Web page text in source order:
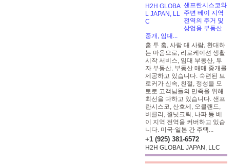
샌프란시스코와
주변 베이 지역
전역의 주거 및
상업용 부동산
중개, 임대...
홈 투 홈, 사람 대 사람, 환대하
는 마음으로, 리로케이션 생활
시작 서비스, 임대 부동산, 투
자 부동산, 부동산 매매 중개를
제공하고 있습니다. 숙련된 브
로커가 신속, 친절, 정성을 모
토로 고객님들의 만족을 위해
최선을 다하고 있습니다. 샌프
란시스코, 산호세, 오클랜드,
버클리, 월넛크릭, 나파 등 베
이 지역 전역을 커버하고 있습
니다. 미국-일본 간 주택...
+1 (925) 381-6572
H2H GLOBAL JAPAN, LLC